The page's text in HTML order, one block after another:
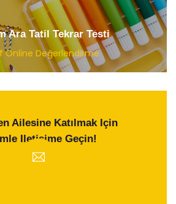
Ara Tatil Tekrar Testi
Online Değerlendirme
Ailesine Katılmak Için
Iletişime Geçin!